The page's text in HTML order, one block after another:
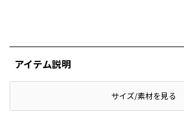
アイテム説明
サイズ/素材を見る